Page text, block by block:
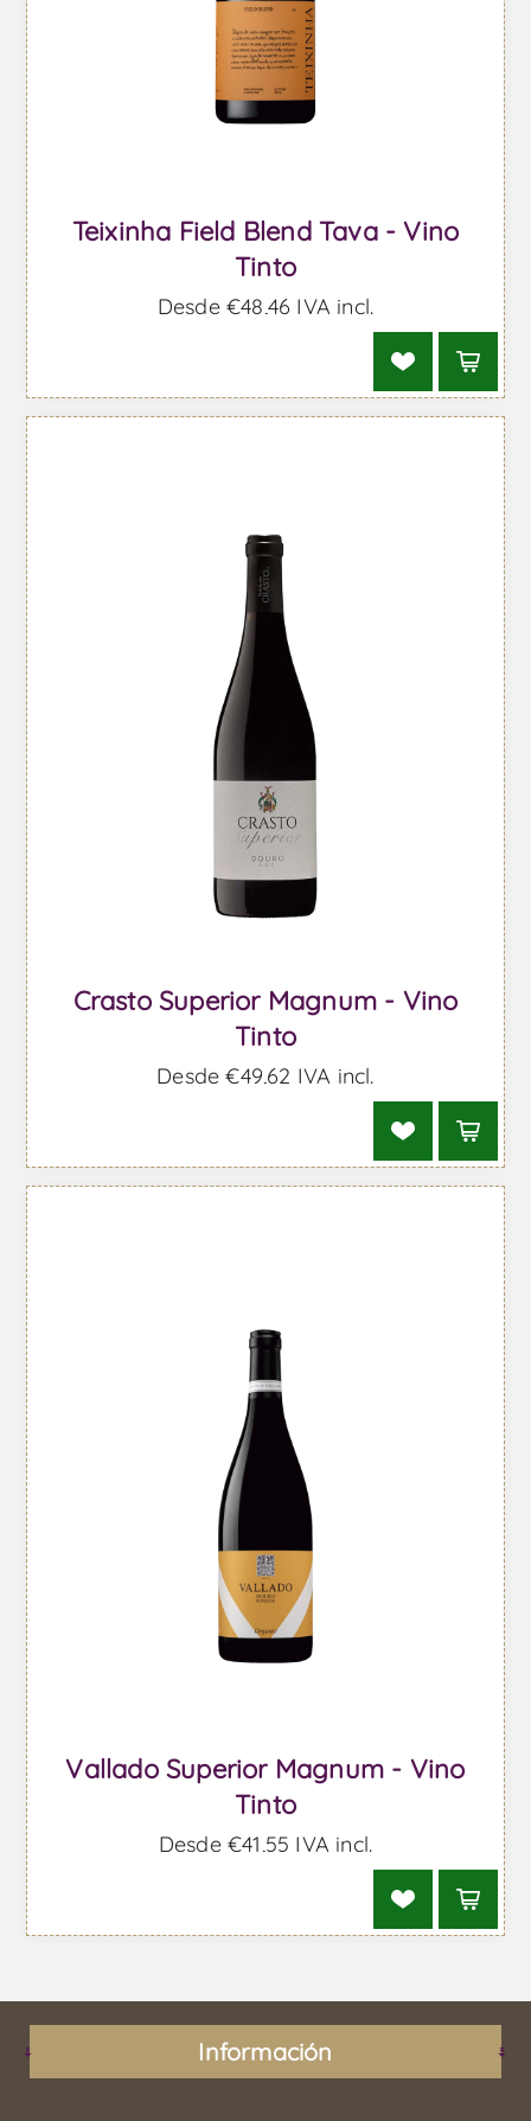
Teixinha Field Blend Tava - Vino
Tinto
Desde €48,46 IVA incl.
Crasto Superior Magnum - Vino
Tinto
Desde €49,62 IVA incl.
Vallado Superior Magnum - Vino
Tinto
Desde €41,55 IVA incl.
Información